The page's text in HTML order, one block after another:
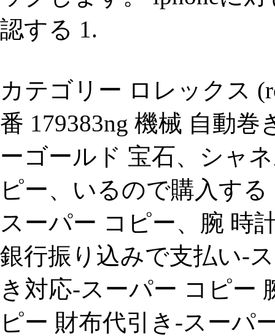
認する 1.
カテゴリー ロレックス
番 179383ng 機械 自動
ーゴールド 宝石、シャ
ピー、いるので購入す
スーパー コピー、腕 時
銀行振り込みで支払い-
き対応-スーパー コピー
ピー 財布代引き-スーパ